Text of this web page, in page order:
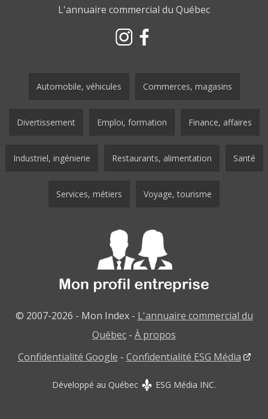
L'annuaire commercial du Québec
Automobile, véhicules Commerces, magasins
Divertissement Emploi, formation Finance, affaires
Industriel, ingénierie Restaurants, alimentation Santé
Services, métiers Voyage, tourisme
© 2007-2026 - Mon Index - L'annuaire commercial du
Québec - À propos
Confidentialité Google - Confidentialité ESG Média
Développé au Québec ESG Média INC.